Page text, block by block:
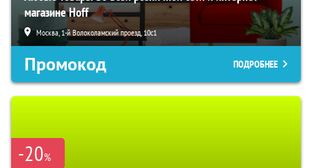
магазине Hoff
Москва, 1-й Волоколамский проезд, 10с1
Промокод ПОДРОБНЕЕ
-20%